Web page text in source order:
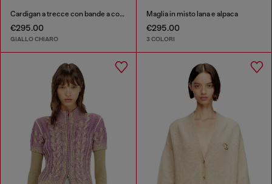
Cardigan a trecce con bande a contrasto
€295.00
GIALLO CHIARO
Maglia in misto lana e alpaca
€295.00
3 COLORI